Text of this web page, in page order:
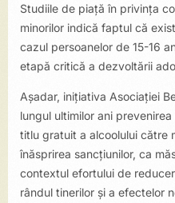
Studiile de piață în privința
minorilor indică faptul că
cazul persoanelor de 15-16
etapă critică a dezvoltării
Așadar, inițiativa Asociației
lungul ultimilor ani
titlu gratuit a alcoolului către
înăsprirea sancțiunilor, ca
contextul efortului de
rândul tinerilor și a efectelor